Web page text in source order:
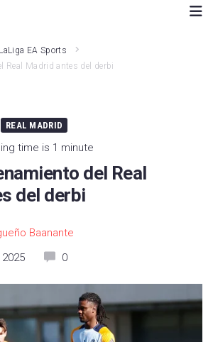
LaLiga EA Sports
Real Madrid antes del derbi
REAL MADRID
time is 1 minute
del Real
del derbi
Baanante
0